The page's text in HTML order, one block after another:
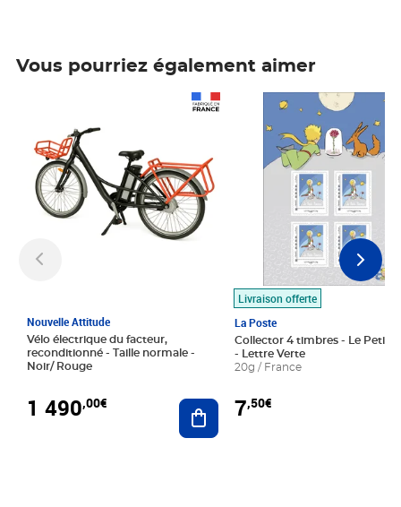
Vous pourriez également aimer
Nouvelle Attitude
Vélo électrique du facteur,
reconditionné - Taille normale -
Noir/ Rouge
1 490,00€ Ajouter au panier
Livraison offerte
La Poste
Collector 4 timbres - Le Petit
- Lettre Verte
20g / France
7,50€
Prix 7,50€